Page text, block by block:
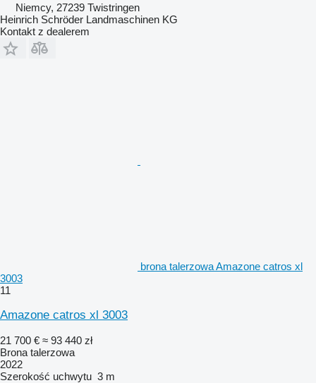
Niemcy, 27239 Twistringen
Heinrich Schröder Landmaschinen KG
Kontakt z dealerem
brona talerzowa Amazone catros xl
3003
11
Amazone catros xl 3003
21 700 € ≈ 93 440 zł
Brona talerzowa
2022
Szerokość uchwytu 3 m